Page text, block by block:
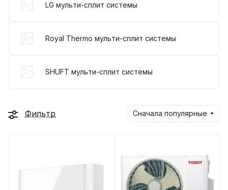
LG мульти-сплит системы
Royal Thermo мульти-сплит системы
SHUFT мульти-сплит системы
Фильтр Сначала популярные